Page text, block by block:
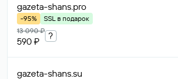
gazeta-shans.pro
-95%
SSL в подарок
13 090 ₽
590 ₽
?
gazeta-shans.su